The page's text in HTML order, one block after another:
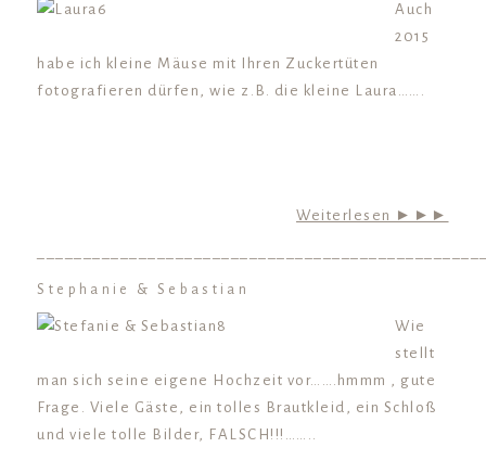
Auch
2015
habe ich kleine Mäuse mit Ihren Zuckertüten
fotografieren dürfen, wie z.B. die kleine Laura…….
Weiterlesen ►►►
Stephanie & Sebastian
Wie
stellt
man sich seine eigene Hochzeit vor…….hmmm , gute
Frage. Viele Gäste, ein tolles Brautkleid, ein Schloß
und viele tolle Bilder, FALSCH!!!……..